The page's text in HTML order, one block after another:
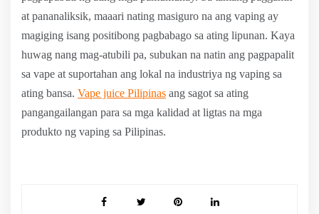
at pananaliksik, maaari nating masiguro na ang vaping ay
magiging isang positibong pagbabago sa ating lipunan. Kaya
huwag nang mag-atubili pa, subukan na natin ang pagpapalit
sa vape at suportahan ang lokal na industriya ng vaping sa
ating bansa. Vape juice Pilipinas ang sagot sa ating
pangangailangan para sa mga kalidad at ligtas na mga
produkto ng vaping sa Pilipinas.